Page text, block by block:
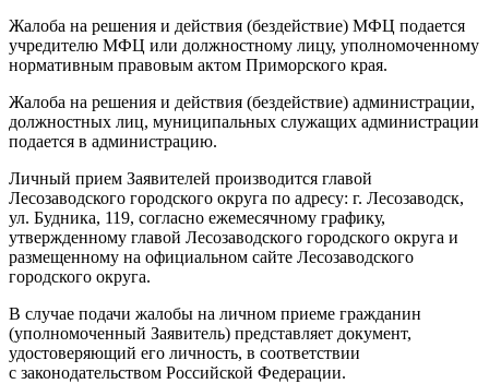
Жалоба на решения и действия (бездействие) МФЦ подается
учредителю МФЦ или должностному лицу, уполномоченному
нормативным правовым актом Приморского края.
Жалоба на решения и действия (бездействие) администрации,
должностных лиц, муниципальных служащих администрации
подается в администрацию.
Личный прием Заявителей производится главой
Лесозаводского городского округа по адресу: г. Лесозаводск,
ул. Будника, 119, согласно ежемесячному графику,
утвержденному главой Лесозаводского городского округа и
размещенному на официальном сайте Лесозаводского
городского округа.
В случае подачи жалобы на личном приеме гражданин
(уполномоченный Заявитель) представляет документ,
удостоверяющий его личность, в соответствии
с законодательством Российской Федерации.